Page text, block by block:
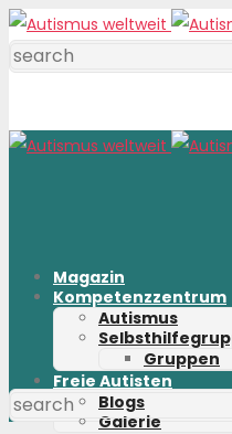
Magazin
Kompetenzzentrum
Autismus
Gruppen
Freie Autisten
Blogs
Galerie